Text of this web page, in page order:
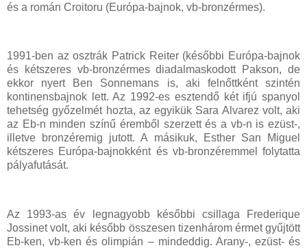
és a román Croitoru (Európa-bajnok, vb-bronzérmes).
1991-ben az osztrák Patrick Reiter (későbbi Európa-bajnok
és kétszeres vb-bronzérmes diadalmaskodott Pakson, de
ekkor nyert Ben Sonnemans is, aki felnőttként szintén
kontinensbajnok lett. Az 1992-es esztendő két ifjú spanyol
tehetség győzelmét hozta, az egyikük Sara Alvarez volt, aki
az Eb-n minden színű éremből szerzett és a vb-n is ezüst-,
illetve bronzéremig jutott. A másikuk, Esther San Miguel
kétszeres Európa-bajnokként és vb-bronzéremmel folytatta
pályafutását.
Az 1993-as év legnagyobb későbbi csillaga Frederique
Jossinet volt, aki később összesen tizenhárom érmet gyűjtött
Eb-ken, vb-ken és olimpián – mindeddig. Arany-, ezüst- és